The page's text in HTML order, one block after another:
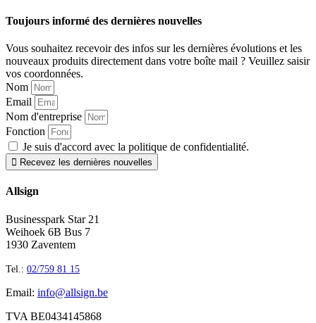
Toujours informé des dernières nouvelles
Vous souhaitez recevoir des infos sur les dernières évolutions et les
nouveaux produits directement dans votre boîte mail ? Veuillez saisir
vos coordonnées.
Nom
Email
Nom d'entreprise
Fonction
Je suis d'accord avec la politique de confidentialité.
 Recevez les dernières nouvelles
Allsign
Businesspark Star 21
Weihoek 6B Bus 7
1930 Zaventem
Tel.: 02/759 81 15
Email: info@allsign.be
TVA BE0434145868